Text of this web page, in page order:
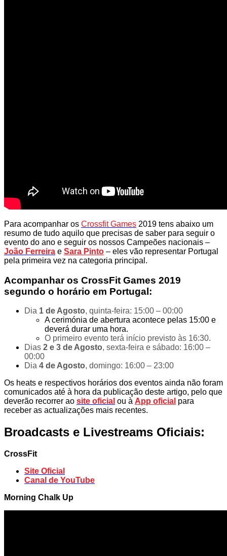
Para acompanhar os Crossfit Games 2019 tens abaixo um
resumo de tudo aquilo que precisas de saber para seguir o
evento do ano e seguir os nossos Campeões nacionais –
João Ferreira e Sara Pinto – eles vão representar Portugal
pela primeira vez na categoria principal.
Acompanhar os CrossFit Games 2019
segundo o horário em Portugal:
Dia 1 de Agosto, quinta-feira: 15:00 – 00:00
A cerimónia de abertura acontece pelas 15:00 e
deverá durar uma hora.
O primeiro evento terá início previsto às 16:30.
Dias 2 e 3 de Agosto, sexta-feira e sábado: 16:00 –
00:00
Dia 4 de Agosto, domingo: 16:00 – 23:00
Os heats e respectivos horários dos eventos ainda não foram
comunicados até à hora da publicação deste artigo, pelo que
deverão recorrer ao site oficial ou à App oficial para
receber as actualizações mais recentes.
Broadcasts e Livestreams Oficiais:
CrossFit
Site Oficial
Canal de YouTube
Morning Chalk Up